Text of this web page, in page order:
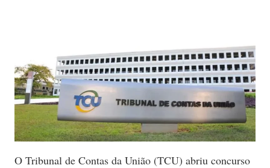
O Tribunal de Contas da União (TCU) abriu concurso